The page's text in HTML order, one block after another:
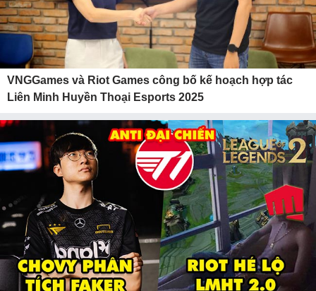
VNGGames và Riot Games công bố kế hoạch hợp tác
Liên Minh Huyền Thoại Esports 2025